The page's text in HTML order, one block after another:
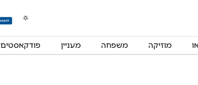
מוזיקה משפחה מעניין פודקאסטים